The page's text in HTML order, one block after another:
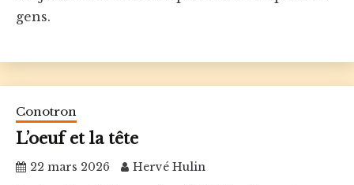
gens.
Conotron
L’oeuf et la tête
22 mars 2026 Hervé Hulin